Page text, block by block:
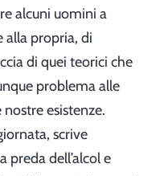
alcuni uomini a
alla propria, di
di quei teorici che
problema alle
esistenze.
scrive
preda dell’alcol e